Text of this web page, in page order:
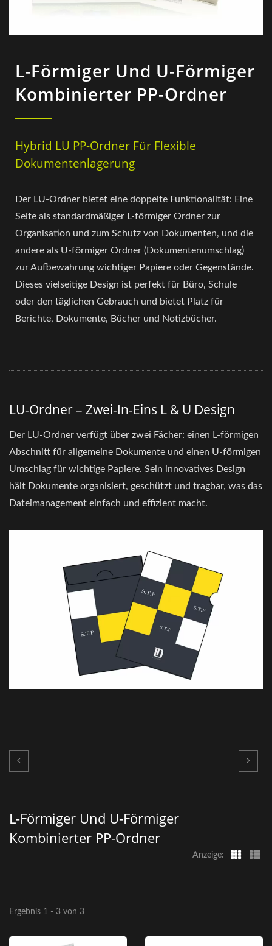
L-Förmiger Und U-Förmiger
Kombinierter PP-Ordner
Hybrid LU PP-Ordner Für Flexible
Dokumentenlagerung
Der LU-Ordner bietet eine doppelte Funktionalität: Eine
Seite als standardmäßiger L-förmiger Ordner zur
Organisation und zum Schutz von Dokumenten, und die
andere als U-förmiger Ordner (Dokumentenumschlag)
zur Aufbewahrung wichtiger Papiere oder Gegenstände.
Dieses vielseitige Design ist perfekt für Büro, Schule
oder den täglichen Gebrauch und bietet Platz für
Berichte, Dokumente, Bücher und Notizbücher.
LU-Ordner – Zwei-In-Eins L & U Design
Der LU-Ordner verfügt über zwei Fächer: einen L-förmigen
Abschnitt für allgemeine Dokumente und einen U-förmigen
Umschlag für wichtige Papiere. Sein innovatives Design
hält Dokumente organisiert, geschützt und tragbar, was das
Dateimanagement einfach und effizient macht.
L-Förmiger Und U-Förmiger
Kombinierter PP-Ordner
Anzeige:
Ergebnis 1 - 3 von 3